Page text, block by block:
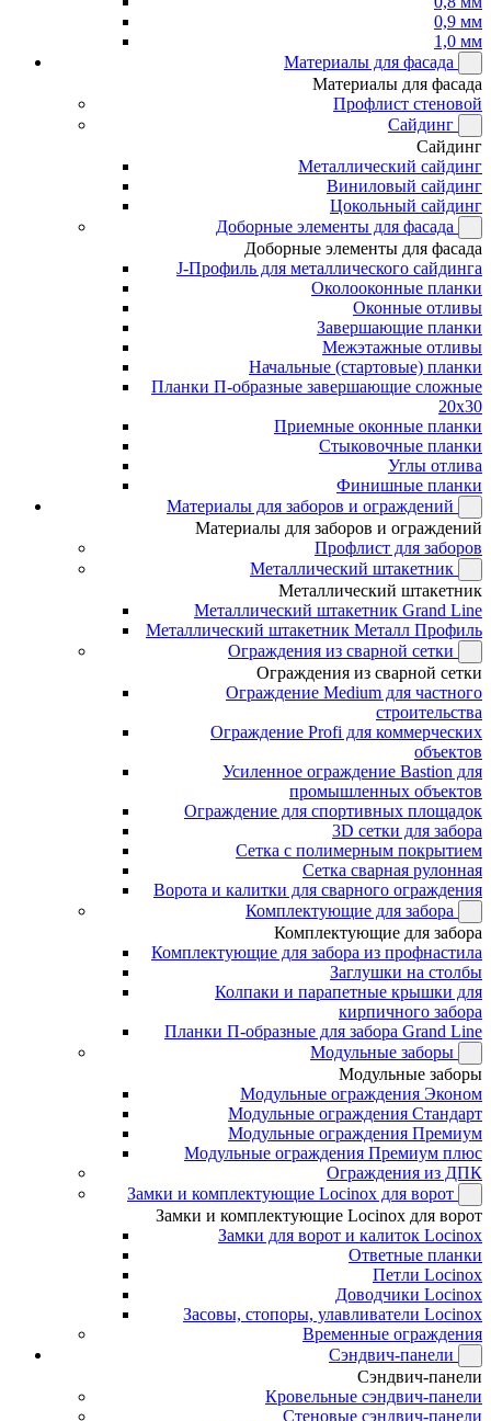
0,9 мм
1,0 мм
Материалы для фасада
Материалы для фасада
Профлист стеновой
Сайдинг
Сайдинг
Металлический сайдинг
Виниловый сайдинг
Цокольный сайдинг
Доборные элементы для фасада
Доборные элементы для фасада
J-Профиль для металлического сайдинга
Околооконные планки
Оконные отливы
Завершающие планки
Межэтажные отливы
Начальные (стартовые) планки
Планки П-образные завершающие сложные
20x30
Приемные оконные планки
Стыковочные планки
Углы отлива
Финишные планки
Материалы для заборов и ограждений
Материалы для заборов и ограждений
Профлист для заборов
Металлический штакетник
Металлический штакетник
Металлический штакетник Grand Line
Металлический штакетник Металл Профиль
Ограждения из сварной сетки
Ограждения из сварной сетки
Ограждение Medium для частного
строительства
Ограждение Profi для коммерческих
объектов
Усиленное ограждение Bastion для
промышленных объектов
Ограждение для спортивных площадок
3D сетки для забора
Сетка с полимерным покрытием
Сетка сварная рулонная
Ворота и калитки для сварного ограждения
Комплектующие для забора
Комплектующие для забора
Комплектующие для забора из профнастила
Заглушки на столбы
Колпаки и парапетные крышки для
кирпичного забора
Планки П-образные для забора Grand Line
Модульные заборы
Модульные заборы
Модульные ограждения Эконом
Модульные ограждения Стандарт
Модульные ограждения Премиум
Модульные ограждения Премиум плюс
Ограждения из ДПК
Замки и комплектующие Locinox для ворот
Замки и комплектующие Locinox для ворот
Замки для ворот и калиток Locinox
Ответные планки
Петли Locinox
Доводчики Locinox
Засовы, стопоры, улавливатели Locinox
Временные ограждения
Сэндвич-панели
Сэндвич-панели
Кровельные сэндвич-панели
Стеновые сэндвич-панели